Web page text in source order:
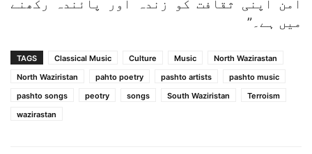
امن اپنی ثقافت کو زندہ اور پائندہ رکھنے
میں ہے۔”
TAGS Classical Music Culture Music
North Wazirastan
North Waziristan
pahto poetry pashto artists
pashto music
pashto songs
peotry songs South Waziristan
Terroism
wazirastan